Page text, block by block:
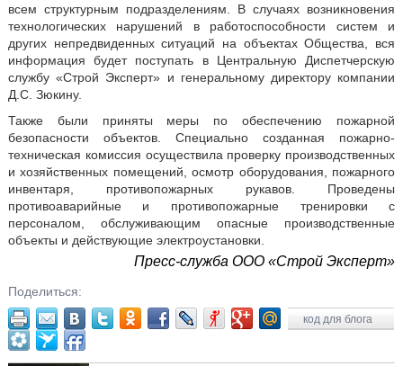
всем структурным подразделениям. В случаях возникновения
технологических нарушений в работоспособности систем и
других непредвиденных ситуаций на объектах Общества, вся
информация будет поступать в Центральную Диспетчерскую
службу «Строй Эксперт» и генеральному директору компании
Д.С. Зюкину.
Также были приняты меры по обеспечению пожарной
безопасности объектов. Специально созданная пожарно-
техническая комиссия осуществила проверку производственных
и хозяйственных помещений, осмотр оборудования, пожарного
инвентаря, противопожарных рукавов. Проведены
противоаварийные и противопожарные тренировки с
персоналом, обслуживающим опасные производственные
объекты и действующие электроустановки.
Пресс-служба ООО «Строй Эксперт»
Поделиться:
код для блога